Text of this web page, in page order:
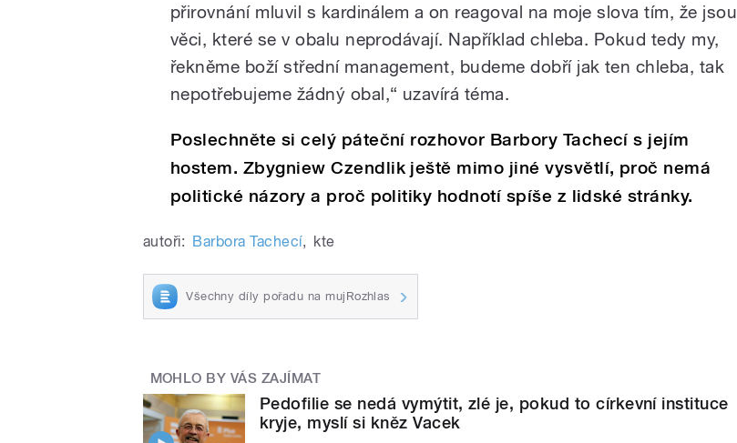
přirovnání mluvil s kardinálem a on reagoval na moje slova tím, že jsou
věci, které se v obalu neprodávají. Například chleba. Pokud tedy my,
řekněme boží střední management, budeme dobří jak ten chleba, tak
nepotřebujeme žádný obal,“ uzavírá téma.
Poslechněte si celý páteční rozhovor Barbory Tachecí s jejím
hostem. Zbygniew Czendlik ještě mimo jiné vysvětlí, proč nemá
politické názory a proč politiky hodnotí spíše z lidské stránky.
autoři: Barbora Tachecí, kte
Všechny díly pořadu na mujRozhlas
MOHLO BY VÁS ZAJÍMAT
Pedofilie se nedá vymýtit, zlé je, pokud to církevní instituce
kryje, myslí si kněz Vacek